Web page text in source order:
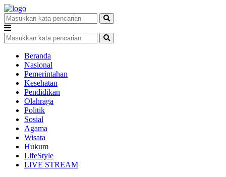
Beranda
Nasional
Pemerintahan
Kesehatan
Pendidikan
Olahraga
Politik
Sosial
Agama
Wisata
Hukum
LifeStyle
LIVE STREAM